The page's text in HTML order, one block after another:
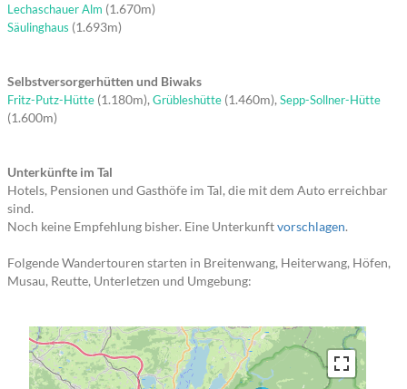
Lechaschauer Alm (1.670m)
Säulinghaus (1.693m)
Selbstversorgerhütten und Biwaks
Fritz-Putz-Hütte (1.180m), Grübleshütte (1.460m), Sepp-Sollner-Hütte
(1.600m)
Unterkünfte im Tal
Hotels, Pensionen und Gasthöfe im Tal, die mit dem Auto erreichbar
sind.
Noch keine Empfehlung bisher. Eine Unterkunftvorschlagen.
Folgende Wandertouren starten in Breitenwang, Heiterwang, Höfen,
Musau, Reutte, Unterletzen und Umgebung: